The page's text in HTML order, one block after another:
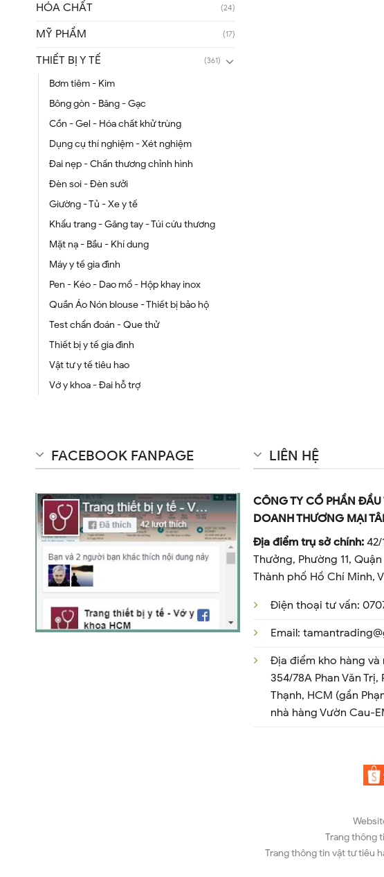
HÓA CHẤT (24)
MỸ PHẨM (17)
THIẾT BỊ Y TẾ (361)
Bơm tiêm - Kim
Bông gòn - Băng - Gạc
Cồn - Gel - Hóa chất khử trùng
Dụng cụ thí nghiệm - Xét nghiệm
Đai nẹp - Chấn thương chỉnh hình
Đèn soi - Đèn sưởi
Giường - Tủ - Xe y tế
Khẩu trang - Găng tay - Túi cứu thương
Mặt nạ - Bầu - Khí dung
Máy y tế gia đình
Pen - Kéo - Dao mổ - Hộp khay inox
Quần Áo Nón blouse - Thiết bị bảo hộ
Test chẩn đoán - Que thử
Thiết bị y tế gia đình
Vật tư y tế tiêu hao
Vớ y khoa - Đai hỗ trợ
FACEBOOK FANPAGE LIÊN HỆ
CÔNG TY CỔ PHẦN ĐẦU
DOANH THƯƠNG MẠI
Địa điểm trụ sở chính: 42/
Thưởng, Phường 11,
Thành phố Hồ Chí Minh,
Điện thoại tư vấn:
Email:
Địa điểm kho hàng và
354/78A Phan Văn Trị,
Thạnh, HCM (gần
nhà hàng Vườn Cau-
Trang thông
Trang thông tin vật tư tiêu